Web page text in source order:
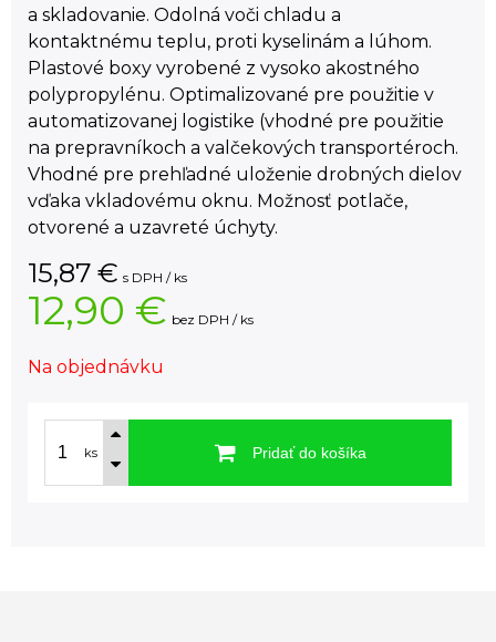
a skladovanie. Odolná voči chladu a
kontaktnému teplu, proti kyselinám a lúhom.
Plastové boxy vyrobené z vysoko akostného
polypropylénu. Optimalizované pre použitie v
automatizovanej logistike (vhodné pre použitie
na prepravníkoch a valčekových transportéroch.
Vhodné pre prehľadné uloženie drobných dielov
vďaka vkladovému oknu. Možnosť potlače,
otvorené a uzavreté úchyty.
15,87 € s DPH / ks
12,90 € bez DPH / ks
Na objednávku
ks Pridať do košíka